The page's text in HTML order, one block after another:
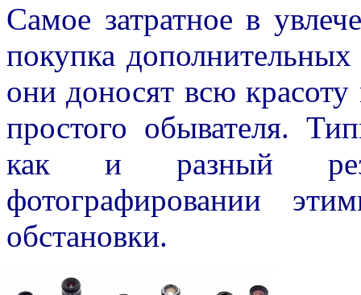
Самое затратное в
покупка
они доносят всю
простого обывателя.
как и разный
фотографировании
обстановки.